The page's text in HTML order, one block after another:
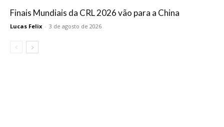
Finais Mundiais da CRL 2026 vão para a China
Lucas Felix - 3 de agosto de 2026